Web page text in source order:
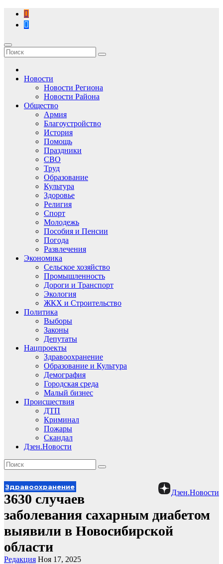
Перейти
содержимому
Новости
Новости Региона
Новости Района
Общество
Армия
Благоустройство
История
Помощь
Праздники
СВО
Труд
Образование
Культура
Здоровье
Религия
Спорт
Молодежь
Пособия и Пенсии
Погода
Развлечения
Экономика
Сельское хозяйство
Промышленность
Дороги и Транспорт
Экология
ЖКХ и Строительство
Политика
Выборы
Законы
Депутаты
Нацпроекты
Здравоохранение
Образование и Культура
Демография
Городская среда
Малый бизнес
Происшествия
ДТП
Криминал
Пожары
Скандал
Дзен.Новости
Дзен.Новости
Здравоохранение
3630 случаев
заболевания сахарным диабетом
выявили в Новосибирской
области
Редакция Ноя 17, 2025